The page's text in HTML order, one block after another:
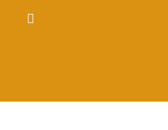
Přihlášení